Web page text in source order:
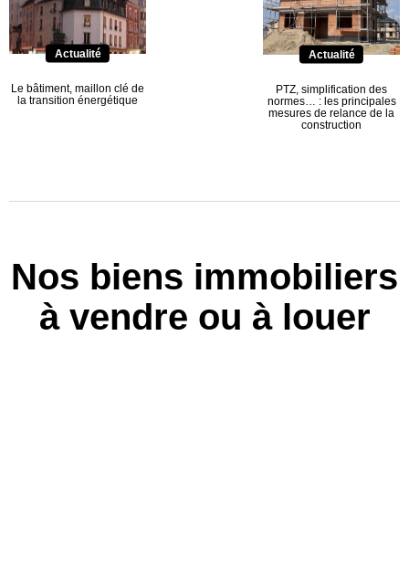
Actualité
Le bâtiment, maillon clé de
la transition énergétique
Actualité
PTZ, simplification des
normes… : les principales
mesures de relance de la
construction
Nos biens immobiliers
à vendre ou à louer